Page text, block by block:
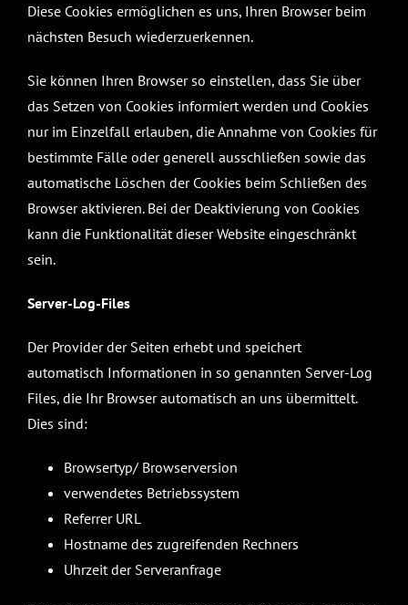
Diese Cookies ermöglichen es uns, Ihren Browser beim
nächsten Besuch wiederzuerkennen.
Sie können Ihren Browser so einstellen, dass Sie über
das Setzen von Cookies informiert werden und Cookies
nur im Einzelfall erlauben, die Annahme von Cookies für
bestimmte Fälle oder generell ausschließen sowie das
automatische Löschen der Cookies beim Schließen des
Browser aktivieren. Bei der Deaktivierung von Cookies
kann die Funktionalität dieser Website eingeschränkt
sein.
Server-Log-Files
Der Provider der Seiten erhebt und speichert
automatisch Informationen in so genannten Server-Log
Files, die Ihr Browser automatisch an uns übermittelt.
Dies sind:
Browsertyp/ Browserversion
verwendetes Betriebssystem
Referrer URL
Hostname des zugreifenden Rechners
Uhrzeit der Serveranfrage